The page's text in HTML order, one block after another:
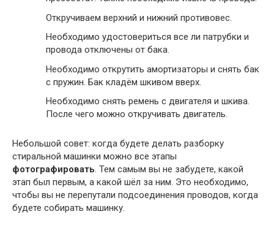
Откручиваем верхний и нижний противовес.
Необходимо удостовериться все ли патрубки и
провода отключены от бака.
Необходимо открутить амортизаторы и снять бак
с пружин. Бак кладём шкивом вверх.
Необходимо снять ремень с двигателя и шкива.
После чего можно откручивать двигатель.
Небольшой совет: когда будете делать разборку
стиральной машинки можно все этапы
фотографировать. Тем самым вы не забудете, какой
этап был первым, а какой шёл за ним. Это необходимо,
чтобы вы не перепутали подсоединения проводов, когда
будете собирать машинку.